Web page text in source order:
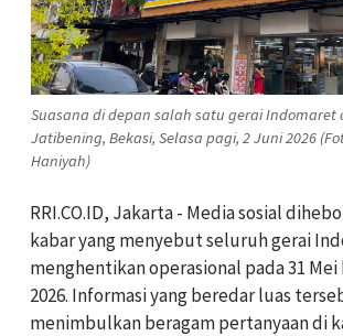
Suasana di depan salah satu gerai Indomaret
Jatibening, Bekasi, Selasa pagi, 2 Juni 2026
Haniyah)
RRI.CO.ID, Jakarta - Media sosial
kabar yang menyebut seluruh gerai
menghentikan operasional pada 31 Mei
2026. Informasi yang beredar luas
menimbulkan beragam pertanyaan di